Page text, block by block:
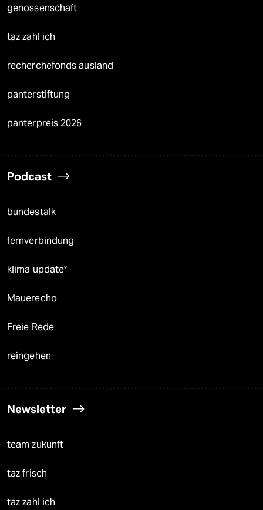
genossenschaft
taz zahl ich
recherchefonds ausland
panterstiftung
panterpreis 2026
Podcast
bundestalk
fernverbindung
klima update°
Mauerecho
Freie Rede
reingehen
Newsletter
team zukunft
taz frisch
taz zahl ich